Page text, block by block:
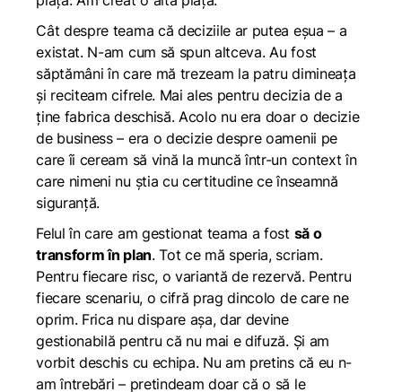
Cât despre teama că deciziile ar putea eșua – a
existat. N-am cum să spun altceva. Au fost
săptămâni în care mă trezeam la patru dimineața
și reciteam cifrele. Mai ales pentru decizia de a
ține fabrica deschisă. Acolo nu era doar o decizie
de business – era o decizie despre oamenii pe
care îi ceream să vină la muncă într-un context în
care nimeni nu știa cu certitudine ce înseamnă
siguranță.
Felul în care am gestionat teama a fost să o
transform în plan. Tot ce mă speria, scriam.
Pentru fiecare risc, o variantă de rezervă. Pentru
fiecare scenariu, o cifră prag dincolo de care ne
oprim. Frica nu dispare așa, dar devine
gestionabilă pentru că nu mai e difuză. Și am
vorbit deschis cu echipa. Nu am pretins că eu n-
am întrebări – pretindeam doar că o să le